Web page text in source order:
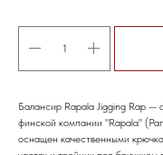
Балансир Rapala Jigging Rap —
финской компании "Rapala"
оснащен качественными